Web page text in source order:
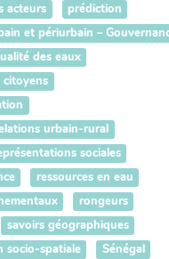
acteurs
prédiction
et périurbain –
des eaux
citoyens
urbain-rural
sociales
ressources en eau
rongeurs
savoirs géographiques
socio-spatiale
Sénégal